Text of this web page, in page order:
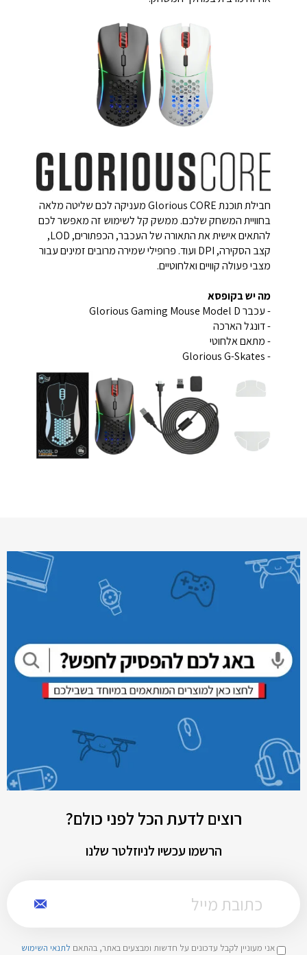
חבילת תוכנת Glorious CORE מעניקה לכם שליטה מלאה
בחוויית המשחק שלכם. ממשק קל לשימוש זה מאפשר לכם
להתאים אישית את התאורה של העכבר, הכפתורים, LOD,
קצב הסקירה, DPI ועוד. פרופילי שמירה מרובים זמינים עבור
מצבי פעולה קוויים ואלחוטיים.
מה יש בקופסא
- עכברGlorious Gaming Mouse Model D
- דונגל הארכה
- מתאם אלחוטי
- Glorious G-Skates
רוצים לדעת הכל לפני כולם?
הרשמו עכשיו לניוזלטר שלנו
אני מעוניין לקבל עדכונים על חדשות ומבצעים באתר, בהתאם לתנאי השימוש